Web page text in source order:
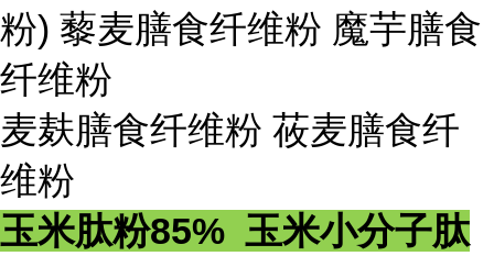
粉) 藜麦膳食纤维粉 魔芋膳食
纤维粉
麦麸膳食纤维粉 莜麦膳食纤
维粉
玉米肽粉85% 玉米小分子肽